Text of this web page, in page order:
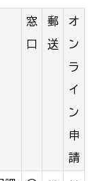
窓
口
郵
送
オ
ン
ラ
イ
ン
申
請